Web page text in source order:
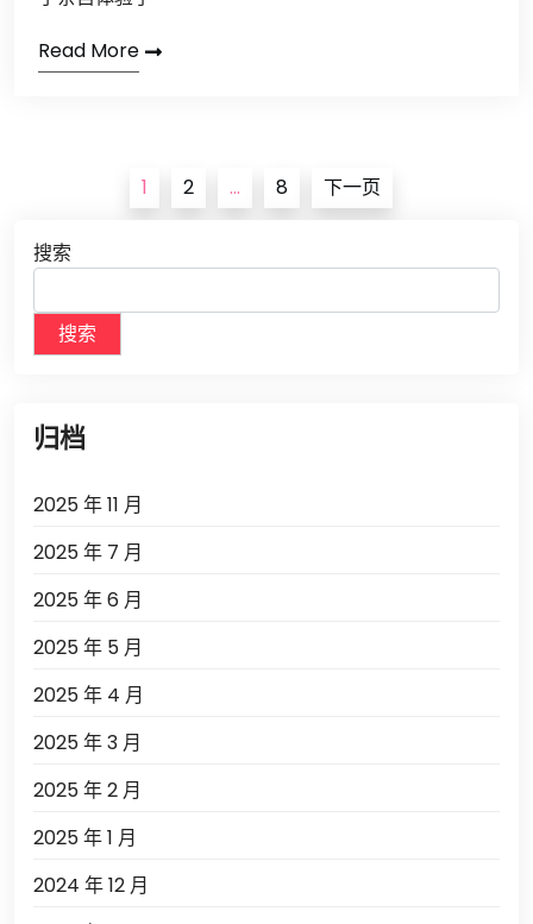
Read More
导
航
1 2 … 8 下一页
搜索
搜索
归档
2025 年 11 月
2025 年 7 月
2025 年 6 月
2025 年 5 月
2025 年 4 月
2025 年 3 月
2025 年 2 月
2025 年 1 月
2024 年 12 月